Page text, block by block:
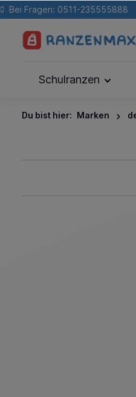
Bei Fragen: 0511-235555888
Schulranzen
Du bist hier: Marken